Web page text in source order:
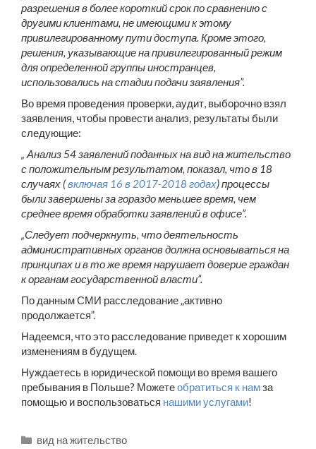
разрешения в более короткий срок по сравнению с
другими клиентами, не имеющими к этому
привилегированному пути доступа. Кроме этого,
решения, указывающие на привилегированный режим
для определенной группы иностранцев,
использовались на стадии подачи заявления”.
Во время проведения проверки, аудит, выборочно взял
заявления, чтобы провести анализ, результаты были
следующие:
„ Анализ 54 заявлений поданных на вид на жительство
с положительным результатом, показал, что в 18
случаях (включая 16 в 2017-2018 годах) процессы
были завершены за гораздо меньшее время, чем
среднее время обработки заявлений в офисе”.
„Следует подчеркнуть, что деятельность
административных органов должна основываться на
принципах и в то же время нарушает доверие граждан
к органам государственной власти”.
По данным СМИ расследование „активно
продолжается”.
Надеемся, что это расследование приведет к хорошим
изменениям в будущем.
Нуждаетесь в юридической помощи во время вашего
пребывания в Польше? Можетеобратиться к намза
помощью и воспользоваться нашими услугами!
Рубрики
вид на жительство